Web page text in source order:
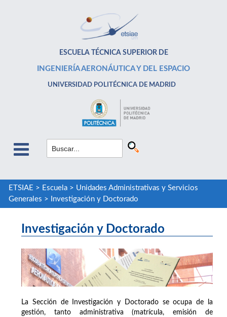
ESCUELA TÉCNICA SUPERIOR DE
INGENIERÍA AERONÁUTICA Y DEL ESPACIO
UNIVERSIDAD POLITÉCNICA DE MADRID
ETSIAE > Escuela> Unidades Administrativas y Servicios
Generales > Investigación y Doctorado
Investigación y Doctorado
La Sección de Investigación y Doctorado se ocupa de la
gestión, tanto administrativa (matrícula, emisión de